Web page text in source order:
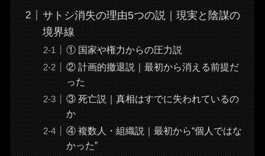
サトシ消失の理由5つの説｜現実と陰謀の
境界線
① 国家や権力からの圧力説
② 計画的撤退説｜最初から消える前提だ
った
③ 死亡説｜真相はすでに失われているの
か
④ 複数人・組織説｜最初から“個人ではな
かった”